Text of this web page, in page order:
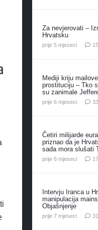
Za nevjerovati –
Hrvatsku
prije 5 mjeseci
Mediji kriju
prostituciju – Tko
su zanimale
prije 6 mjeseci 33
Četiri milijarde
priznao da je
sada mora slušati
prije 6 mjeseci
Intervju Iranca u
manipulacija
Objašnjenje
prije 7 mjeseci 31